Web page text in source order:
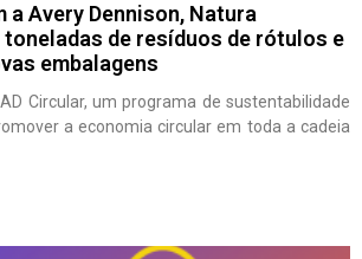
a Avery Dennison, Natura
de resíduos de rótulos e
embalagens
Circular, um programa de sustentabilidade
a economia circular em toda a cadeia